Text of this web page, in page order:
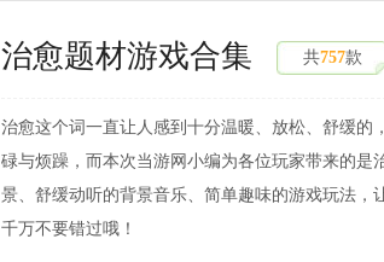
治愈题材游戏合集 共757款
治愈这个词一直让人感到十分温暖、放松、舒缓的
碌与烦躁，而本次当游网小编为各位玩家带来的是
景、舒缓动听的背景音乐、简单趣味的游戏玩法，
千万不要错过哦！